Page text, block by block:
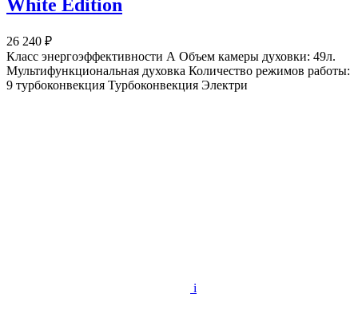
White Edition
26 240 ₽
Класс энергоэффективности А Объем камеры духовки: 49л.
Мультифункциональная духовка Количество режимов работы:
9 турбоконвекция Турбоконвекция Электри
i